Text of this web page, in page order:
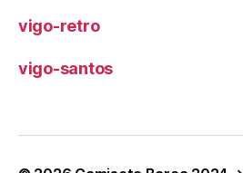
vigo-retro
vigo-santos